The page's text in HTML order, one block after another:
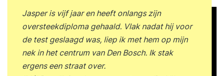
Jasper is vijf jaar en heeft onlangs zijn
oversteekdiploma gehaald. Vlak nadat hij voor
de test geslaagd was, liep ik met hem op mijn
nek in het centrum van Den Bosch. Ik stak
ergens een straat over.